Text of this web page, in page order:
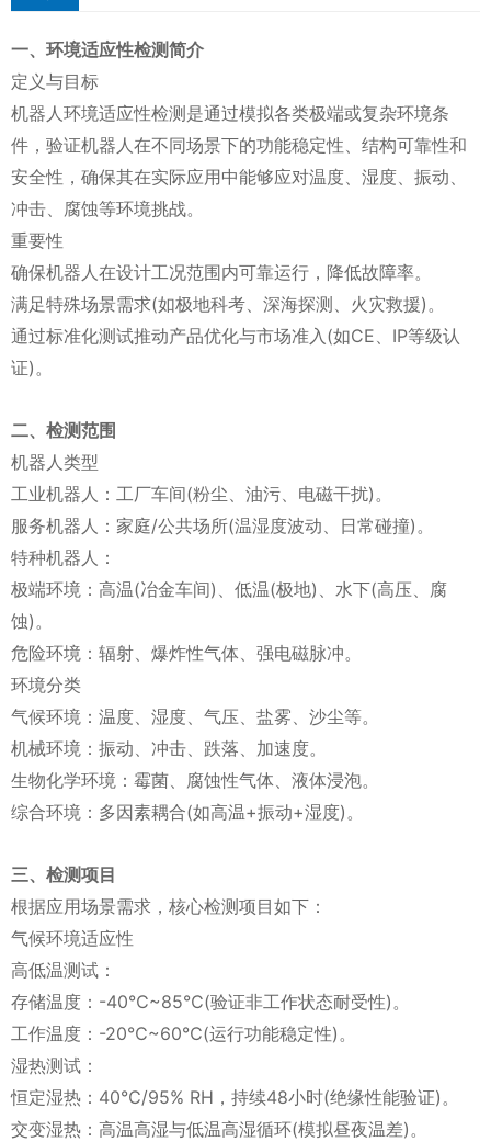
一、环境适应性检测简介
定义与目标
机器人环境适应性检测是通过模拟各类极端或复杂环境条
件，验证机器人在不同场景下的功能稳定性、结构可靠性和
安全性，确保其在实际应用中能够应对温度、湿度、振动、
冲击、腐蚀等环境挑战。
重要性
确保机器人在设计工况范围内可靠运行，降低故障率。
满足特殊场景需求(如极地科考、深海探测、火灾救援)。
通过标准化测试推动产品优化与市场准入(如CE、IP等级认
证)。
二、检测范围
机器人类型
工业机器人：工厂车间(粉尘、油污、电磁干扰)。
服务机器人：家庭/公共场所(温湿度波动、日常碰撞)。
特种机器人：
极端环境：高温(冶金车间)、低温(极地)、水下(高压、腐
蚀)。
危险环境：辐射、爆炸性气体、强电磁脉冲。
环境分类
气候环境：温度、湿度、气压、盐雾、沙尘等。
机械环境：振动、冲击、跌落、加速度。
生物化学环境：霉菌、腐蚀性气体、液体浸泡。
综合环境：多因素耦合(如高温+振动+湿度)。
三、检测项目
根据应用场景需求，核心检测项目如下：
气候环境适应性
高低温测试：
存储温度：-40℃~85℃(验证非工作状态耐受性)。
工作温度：-20℃~60℃(运行功能稳定性)。
湿热测试：
恒定湿热：40℃/95% RH，持续48小时(绝缘性能验证)。
交变湿热：高温高湿与低温高湿循环(模拟昼夜温差)。